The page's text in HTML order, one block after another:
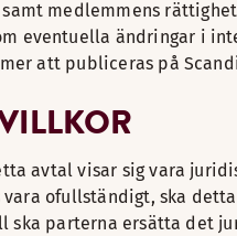
medlemmens
eventuella ändringar i
att publiceras på
avtal visar sig vara
ofullständigt, ska
ska parterna ersätta det